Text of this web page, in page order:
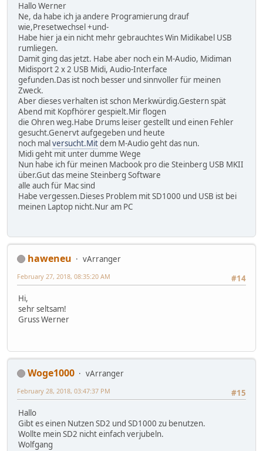
Hallo Werner
Ne, da habe ich ja andere Programierung drauf
wie,Presetwechsel +und-
Habe hier ja ein nicht mehr gebrauchtes Win Midikabel USB
rumliegen.
Damit ging das jetzt. Habe aber noch ein M-Audio, Midiman
Midisport 2 x 2 USB Midi, Audio-Interface
gefunden.Das ist noch besser und sinnvoller für meinen
Zweck.
Aber dieses verhalten ist schon Merkwürdig.Gestern spät
Abend mit Kopfhörer gespielt.Mir flogen
die Ohren weg.Habe Drums leiser gestellt und einen Fehler
gesucht.Genervt aufgegeben und heute
noch mal versucht.Mitdem M-Audio geht das nun.
Midi geht mit unter dumme Wege
Nun habe ich für meinen Macbook pro die Steinberg USB MKII
über.Gut das meine Steinberg Software
alle auch für Mac sind
Habe vergessen.Dieses Problem mit SD1000 und USB ist bei
meinen Laptop nicht.Nur am PC
haweneu
vArranger
#14
February 27, 2018, 08:35:20 AM
Hi,
sehr seltsam!
Gruss Werner
Woge1000
vArranger
#15
February 28, 2018, 03:47:37 PM
Hallo
Gibt es einen Nutzen SD2 und SD1000 zu benutzen.
Wollte mein SD2 nicht einfach verjubeln.
Wolfgang